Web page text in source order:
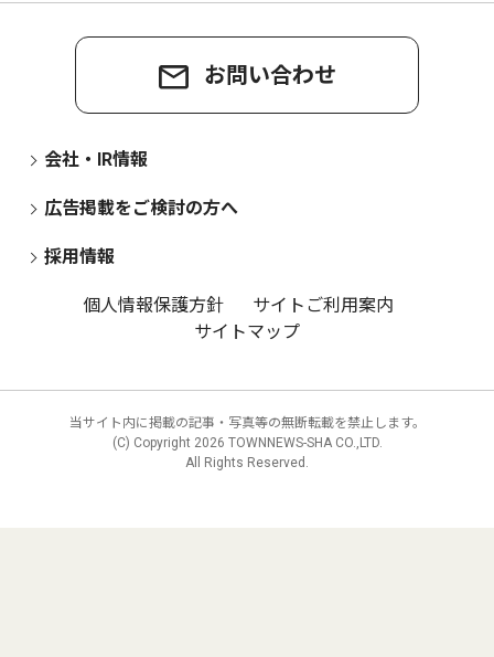
お問い合わせ
会社・IR情報
広告掲載をご検討の方へ
採用情報
個人情報保護方針
サイトご利用案内
サイトマップ
当サイト内に掲載の記事・写真等の無断転載を禁止します。
(C) Copyright 2026 TOWNNEWS-SHA CO.,LTD.
All Rights Reserved.